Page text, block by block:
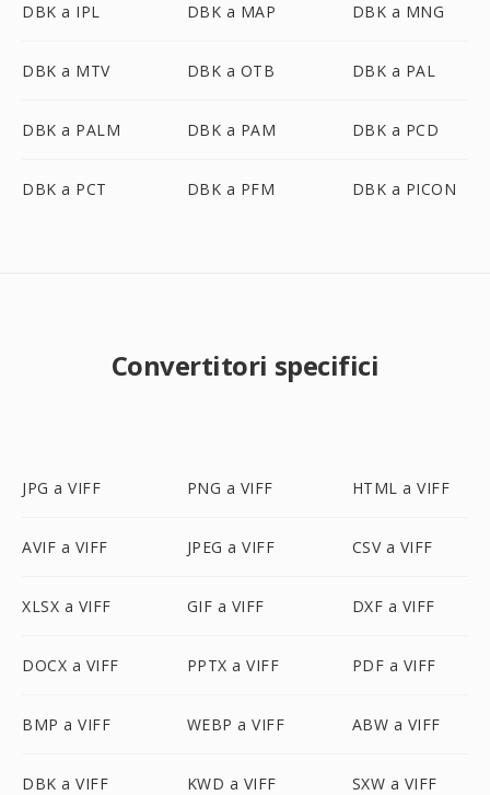
DBK a IPL DBK a MAP DBK a MNG
DBK a MTV DBK a OTB DBK a PAL
DBK a PALM DBK a PAM DBK a PCD
DBK a PCT DBK a PFM DBK a PICON
Convertitori specifici
JPG a VIFF PNG a VIFF HTML a VIFF
AVIF a VIFF JPEG a VIFF CSV a VIFF
XLSX a VIFF GIF a VIFF DXF a VIFF
DOCX a VIFF PPTX a VIFF PDF a VIFF
BMP a VIFF WEBP a VIFF ABW a VIFF
DBK a VIFF KWD a VIFF SXW a VIFF